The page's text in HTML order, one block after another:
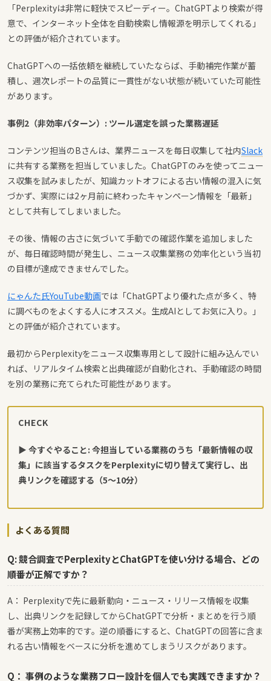
「Perplexityは非常に軽快でスピーディー。ChatGPTより検索が得
意で、インターネット全体を自動検索し情報源を明示してくれる」
との評価が紹介されています。
ChatGPTへの一括依頼を継続していたならば、手動補完作業が蓄
積し、週次レポートの品質に一貫性がない状態が続いていた可能性
があります。
事例2（非効率パターン）: ツール選定を誤った業務遅延
コンテンツ担当のBさんは、業界ニュースを毎日収集して社内Slack
に共有する業務を担当していました。ChatGPTのみを使ってニュー
ス収集を試みましたが、知識カットオフによる古い情報の混入に気
づかず、実際には2ヶ月前に終わったキャンペーン情報を「最新」
として共有してしまいました。
その後、情報の古さに気づいて手動での確認作業を追加しました
が、毎日確認時間が発生し、ニュース収集業務の効率化という当初
の目標が達成できませんでした。
にゃんた氏YouTube動画では「ChatGPTより優れた点が多く、特
に調べものをよくする人にオススメ。生成AIとしてお気に入り。」
との評価が紹介されています。
最初からPerplexityをニュース収集専用として設計に組み込んでい
れば、リアルタイム検索と出典確認が自動化され、手動確認の時間
を別の業務に充てられた可能性があります。
CHECK
▶ 今すぐやること: 今担当している業務のうち「最新情報の収
集」に該当するタスクをPerplexityに切り替えて実行し、出
典リンクを確認する（5〜10分）
よくある質問
Q: 競合調査でPerplexityとChatGPTを使い分ける場合、どの
順番が正解ですか？
A： Perplexityで先に最新動向・ニュース・リリース情報を収集
し、出典リンクを記録してからChatGPTで分析・まとめを行う順
番が実務上効率的です。逆の順番にすると、ChatGPTの回答に含ま
れる古い情報をベースに分析を進めてしまうリスクがあります。
Q： 事例のような業務フロー設計を個人でも実践できますか？